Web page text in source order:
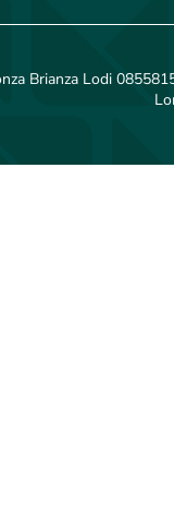
Brianza Lodi